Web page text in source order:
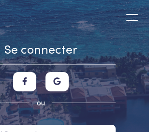
Se connecter
ou